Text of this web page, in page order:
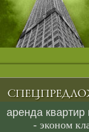
аренда квартир
- эконом